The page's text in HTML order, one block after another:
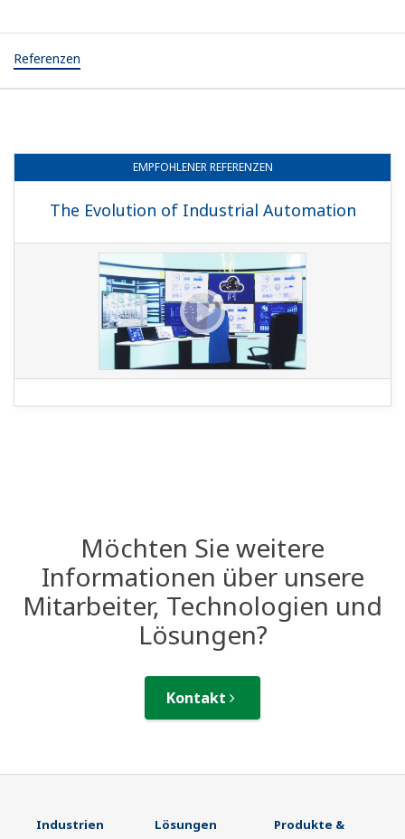
Referenzen
EMPFOHLENER REFERENZEN
The Evolution of Industrial Automation
Möchten Sie weitere
Informationen über unsere
Mitarbeiter, Technologien und
Lösungen?
Kontakt
Industrien Lösungen Produkte &